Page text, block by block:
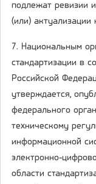
подлежат ревизии
(или)
7. Национальным
стандартизации в
Российской
утверждается,
федерального
техническому
информационной
электронно-
области